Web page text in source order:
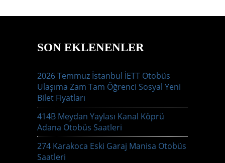
SON EKLENENLER
2026 Temmuz İstanbul İETT Otobüs
Ulaşıma Zam Tam Öğrenci Sosyal Yeni
Bilet Fiyatları
414B Meydan Yaylası Kanal Köprü
Adana Otobüs Saatleri
274 Karakoca Eski Garaj Manisa Otobüs
Saatleri